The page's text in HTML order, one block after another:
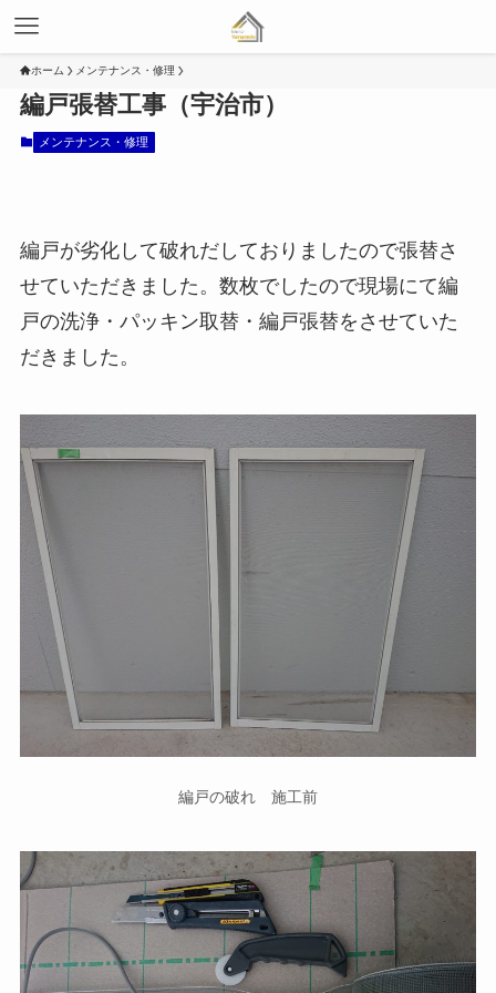
ホーム メンテナンス・修理
編戸張替工事（宇治市）
メンテナンス・修理
編戸が劣化して破れだしておりましたので張替さ
せていただきました。数枚でしたので現場にて編
戸の洗浄・パッキン取替・編戸張替をさせていた
だきました。
編戸の破れ 施工前